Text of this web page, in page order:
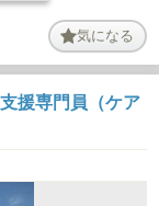
気になる
援専門員（ケア